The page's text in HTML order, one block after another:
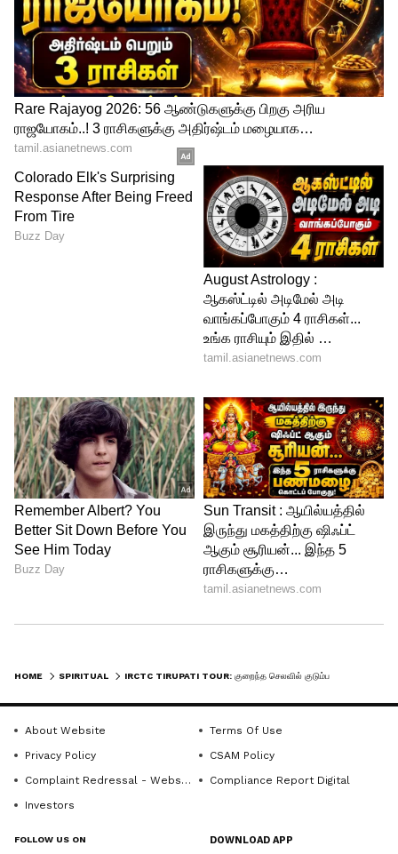
Image Credit :Asianet News
சிறப்பு விரைவு தரிசனத்துடன் திருமலை
பயணம்!
மலைப் பயணம்: காலை 8:30 மணிக்கு
திருப்பதிக்கு வந்தடைந்ததும், அங்கிருந்து
திருமலை திருப்பதி தேவஸ்தானத்தின்
(APSRTC) பேருந்து மூலம் குடும்பத்துடன்
திருமலை மலைக்கு அழைத்துச்
(Special Entry Darshan):
இந்த பேக்கேஜின் மிகப்பெரிய பிளஸ்
பாயிண்ட்டே இதில் ரூ. 300 மதிப்புள்ள
சிறப்பு விரைவு தரிசன டிக்கெட்
சேர்க்கப்பட்டுள்ளது தான். இதனால் பல
மணிநேரம் வரிசையில் காத்துக்கிடக்காமல்,
1 முதல் 2 மணிநேரத்திற்குள் குடும்பத்துடன்
மிக எளிதாக ஏழுமலையானை கண் குளிர
தரிசனம் செய்துவிடலாம்.
லட்டு பிரசாதம்
: தரிசனம் முடிந்தவுடன்
திருப்பதி லட்டு பிரசாதமாக வழங்கப்படும்.
HOME SPIRITUAL
About Website
Terms Of Use
Privacy Policy
CSAM Policy
Complaint Redressal - Website
Compliance Report Digital
Investors
FOLLOW US ON DOWNLOAD APP